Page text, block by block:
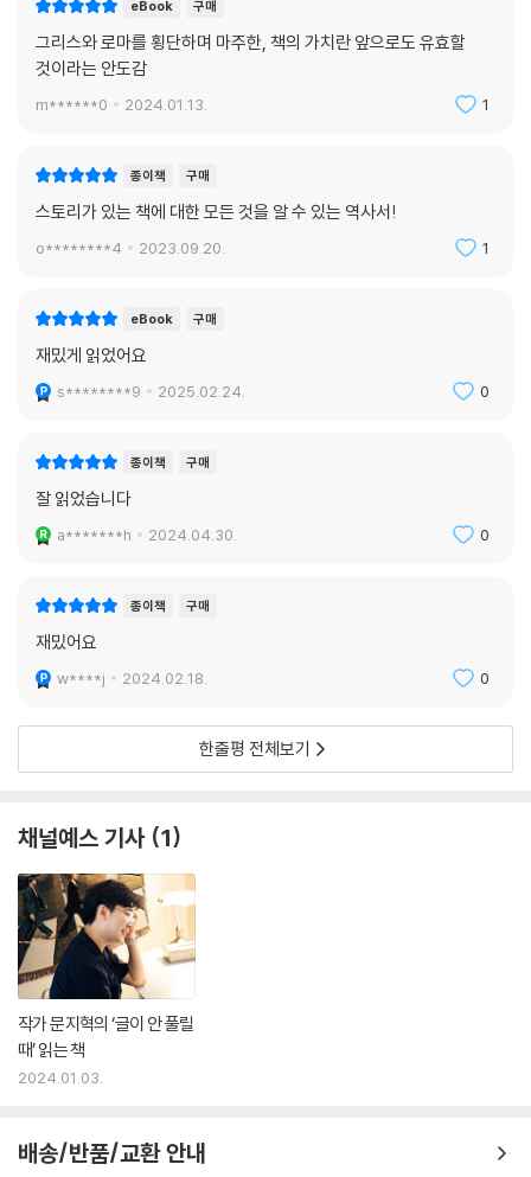
eBook 구매
그리스와 로마를 횡단하며 마주한, 책의 가치란 앞으로도 유효할
것이라는 안도감
m******0 2024.01.13. 1
종이책 구매
스토리가 있는 책에 대한 모든 것을 알 수 있는 역사서!
o********4 2023.09.20. 1
eBook 구매
재밌게 읽었어요
s********9 2025.02.24. 0
종이책 구매
잘 읽었습니다
a*******h 2024.04.30. 0
종이책 구매
재밌어요
w****j 2024.02.18. 0
한줄평 전체보기
채널예스 기사 1
작가 문지혁의 ‘글이 안 풀릴
때’ 읽는 책
2024.01.03.
배송/반품/교환 안내